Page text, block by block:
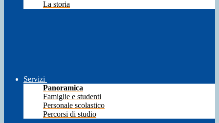
La storia
Servizi
Panoramica
Famiglie e studenti
Personale scolastico
Percorsi di studio